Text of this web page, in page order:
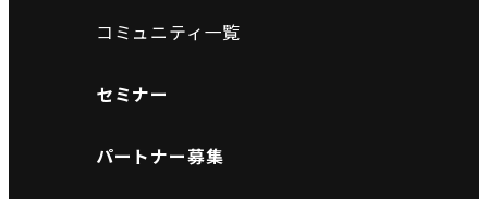
コミュニティ一覧
セミナー
パートナー募集